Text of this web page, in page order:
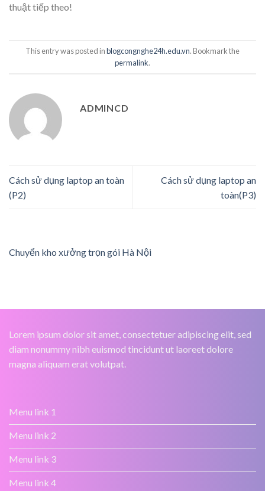
thuật tiếp theo!
This entry was posted inblogcongnghe24h.edu.vn. Bookmark the
permalink.
ADMINCD
Cách sử dụng laptop an toàn
(P2)
Cách sử dụng laptop an
toàn(P3)
Chuyển kho xưởng trọn gói Hà Nội
Lorem ipsum dolor sit amet, consectetuer adipiscing elit, sed
diam nonummy nibh euismod tincidunt ut laoreet dolore
magna aliquam erat volutpat.
Menu link 1
Menu link 2
Menu link 3
Menu link 4